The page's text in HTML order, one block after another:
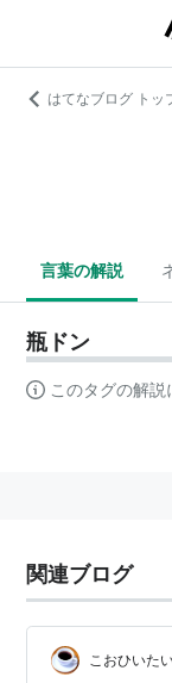
はてなブログ トッ
言葉の解説
瓶ドン
このタグの解説
関連ブログ
こおひいた